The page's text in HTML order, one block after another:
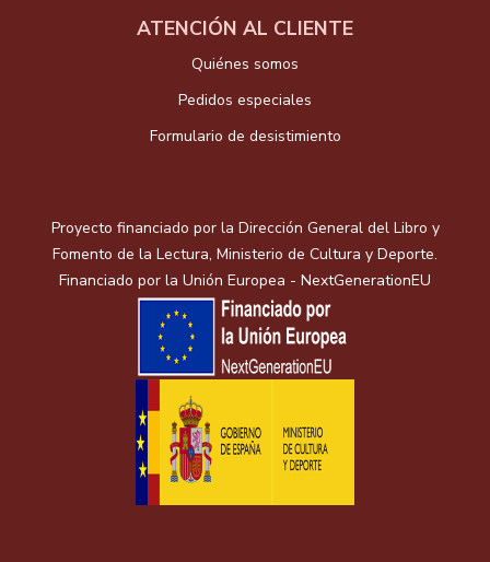
ATENCIÓN AL CLIENTE
Quiénes somos
Pedidos especiales
Formulario de desistimiento
Proyecto financiado por la Dirección General del Libro y
Fomento de la Lectura, Ministerio de Cultura y Deporte.
Financiado por la Unión Europea - NextGenerationEU